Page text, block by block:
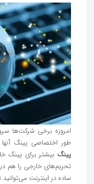
امروزه برخی شرکت‌ها
طور اختصاصی پینگ
پینگ بیشتر برای پینگ
تحریم‌های خارجی را هم
ساده در اینترنت